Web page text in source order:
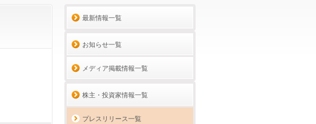
最新情報一覧
お知らせ一覧
メディア掲載情報一覧
株主・投資家情報一覧
プレスリリース一覧